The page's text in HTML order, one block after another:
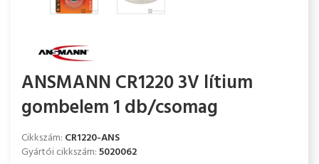
ANSMANN CR1220 3V lítium
gombelem 1 db/csomag
Cikkszám: CR1220-ANS
Gyártói cikkszám:5020062